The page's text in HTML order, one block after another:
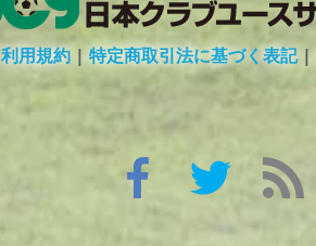
利用規約 | 特定商取引法に基づく表記|